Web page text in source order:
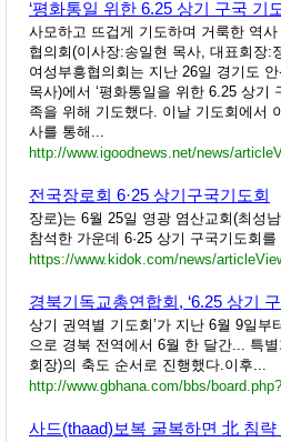
‘평화통일 위한 6.25 상기 구국 기
사모하고 뜨겁게 기도하며 거룩한 역
협의회(이사장:송일현 목사, 대표회장:
여성부흥협의회는 지난 26일 경기도
목사)에서 ‘평화통일을 위한 6.25 상기
족을 위해 기도했다. 이날 기도회에서
사를 통해...
http://www.igoodnews.net/news/
전국장로회 6·25 상기구국기도회
장로)는 6월 25일 영광 염산교회(최성
참석한 가운데 6·25 상기 구국기도회를
https://www.kidok.com/news/
경북기독교총연합회, ‘6.25 상기
상기 권역별 기도회’가 지난 6월 9일부
으로 경북 전역에서 6월 한 달간... 특
회장)의 축도 순서로 진행했다.이후...
http://www.gbhana.com/bbs/
사드(thaad)보복 굴복하면 北 침략